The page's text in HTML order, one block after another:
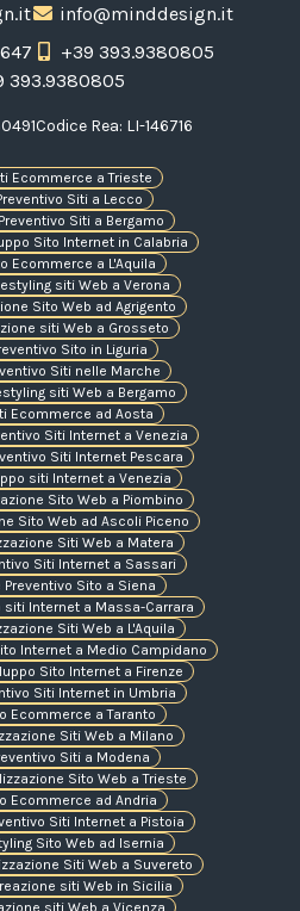
info@minddesign.it
+39 393.9380805
393.9380805
Codice Rea: LI-146716
Ecommerce a Trieste
Siti a Lecco
Siti a Bergamo
Sito Internet in Calabria
Ecommerce a L'Aquila
siti Web a Verona
Sito Web ad Agrigento
siti Web a Grosseto
Sito in Liguria
Siti nelle Marche
siti Web a Bergamo
Ecommerce ad Aosta
Siti Internet a Venezia
Siti Internet Pescara
siti Internet a Venezia
Sito Web a Piombino
Sito Web ad Ascoli Piceno
Siti Web a Matera
Siti Internet a Sassari
Preventivo Sito a Siena
siti Internet a Massa-Carrara
Siti Web a L'Aquila
Internet a Medio Campidano
Sito Internet a Firenze
Siti Internet in Umbria
Ecommerce a Taranto
Siti Web a Milano
Siti a Modena
Sito Web a Trieste
Ecommerce ad Andria
Siti Internet a Pistoia
Sito Web ad Isernia
Siti Web a Suvereto
siti Web in Sicilia
siti Web a Vicenza